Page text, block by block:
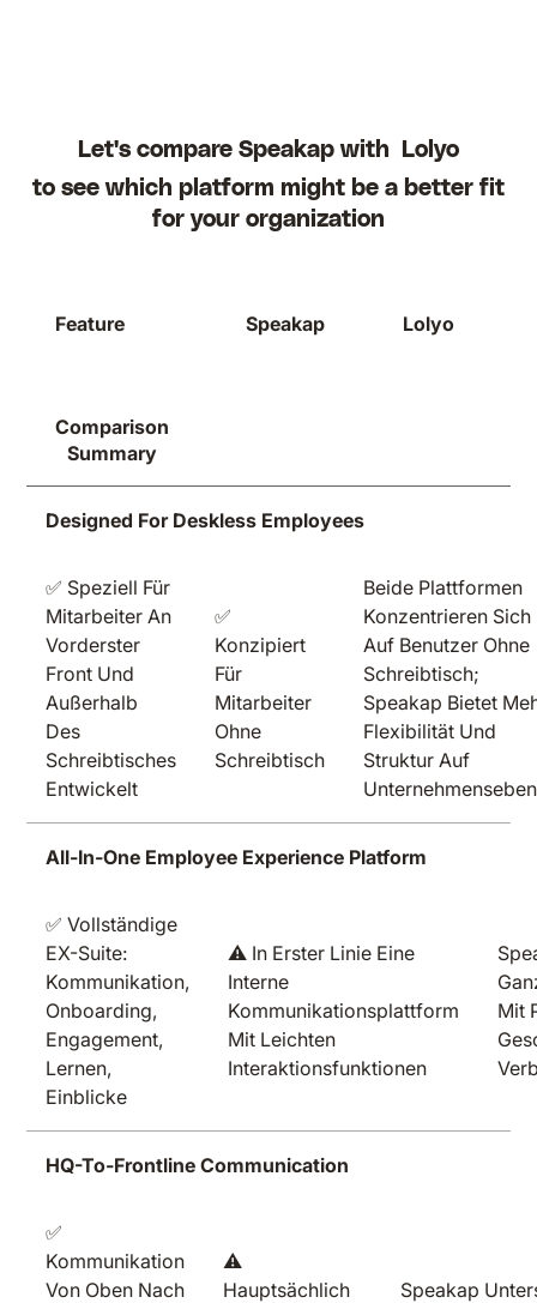
Let's compare Speakap with
Lolyo
to see which platform might be a better fit
for your organization
Feature Speakap Lolyo
Comparison
Summary
Designed For Deskless Employees
✅ Speziell Für
Mitarbeiter An
Vorderster
Front Und
Außerhalb
Des
Schreibtisches
Entwickelt
✅
Konzipiert
Für
Mitarbeiter
Ohne
Schreibtisch
Beide Plattformen
Konzentrieren Sich
Auf Benutzer Ohne
Schreibtisch;
Speakap Bietet
Flexibilität Und
Struktur Auf
All-In-One Employee Experience Platform
✅ Vollständige
EX-Suite:
Kommunikation,
Onboarding,
Engagement,
Lernen,
Einblicke
⚠️ In Erster Linie Eine
Interne
Kommunikationsplattform
Mit Leichten
Interaktionsfunktionen
Mit
HQ-To-Frontline Communication
✅
Kommunikation
Von Oben Nach
⚠️
Hauptsächlich
Speakap